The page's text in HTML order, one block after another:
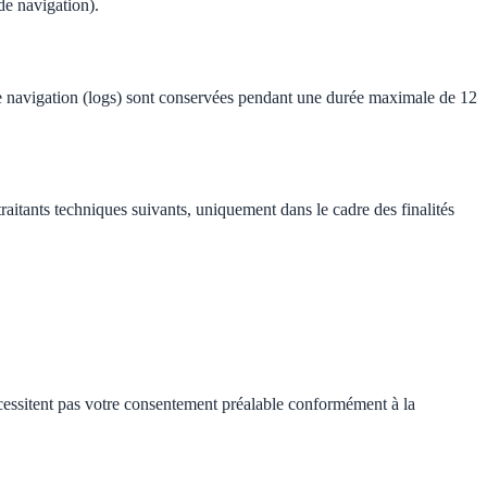
navigation).
(logs) sont conservées pendant une durée maximale de 12
techniques suivants, uniquement dans le cadre des finalités
pas votre consentement préalable conformément à la